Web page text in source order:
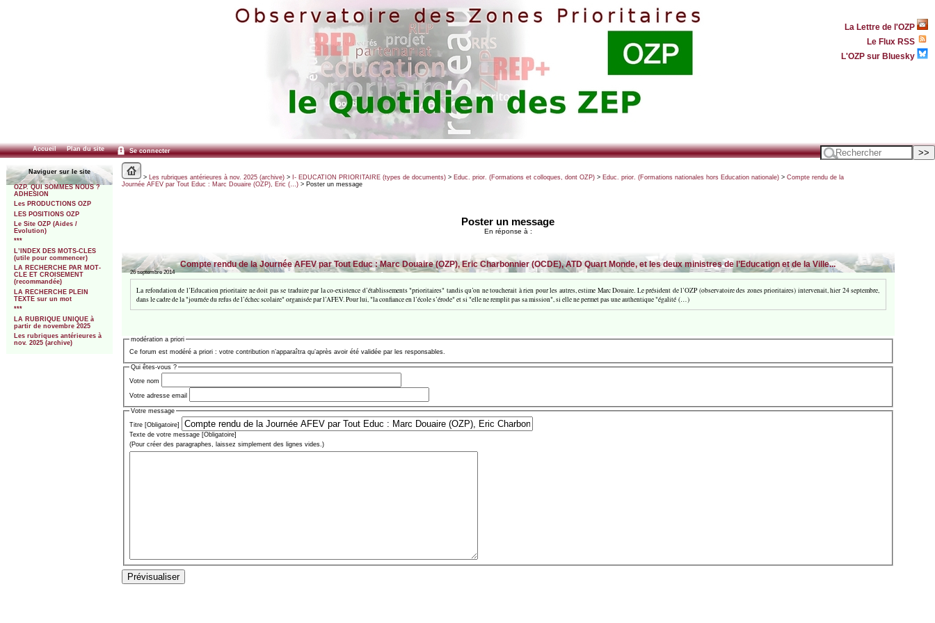
La Lettre de l'OZP
Le Flux RSS
L'OZP sur Bluesky
Accueil Plan du site Se connecter
Naviguer sur le site
OZP. QUI SOMMES NOUS ?
ADHESION
Les PRODUCTIONS OZP
LES POSITIONS OZP
Le Site OZP (Aides /
Evolution)
***
L’INDEX DES MOTS-CLES
(utile pour commencer)
LA RECHERCHE PAR MOT-
CLE ET CROISEMENT
(recommandée)
LA RECHERCHE PLEIN
TEXTE sur un mot
***
LA RUBRIQUE UNIQUE à
partir de novembre 2025
Les rubriques antérieures à
nov. 2025 (archive)
> Les rubriques antérieures à nov. 2025 (archive)> I- EDUCATION PRIORITAIRE (types de documents)> Educ. prior. (Formations et colloques, dont OZP)> Educ. prior. (Formations nationales hors Education nationale)> Compte rendu de la
Journée AFEV par Tout Educ : Marc Douaire (OZP), Eric (…)> Poster un message
Poster un message
En réponse à :
Compte rendu de la Journée AFEV par Tout Educ : Marc Douaire (OZP), Eric Charbonnier (OCDE), ATD Quart Monde, et les deux ministres de l’Education et de la Ville...
26 septembre 2014
La refondation de l’Education prioritaire ne doit pas se traduire par la co-existence d’établissements "prioritaires" tandis qu’on ne toucherait à rien pour les autres, estime Marc Douaire. Le président de l’OZP (observatoire des zones prioritaires) intervenait, hier 24 septembre,
dans le cadre de la "journée du refus de l’échec scolaire" organisée par l’AFEV. Pour lui, "la confiance en l’école s’érode" et si "elle ne remplit pas sa mission", si elle ne permet pas une authentique "égalité (…)
modération a priori
Ce forum est modéré a priori : votre contribution n’apparaîtra qu’après avoir été validée par les responsables.
Qui êtes-vous ?
Votre nom
Votre adresse email
Votre message
Titre [Obligatoire]
Texte de votre message [Obligatoire]
(Pour créer des paragraphes, laissez simplement des lignes vides.)